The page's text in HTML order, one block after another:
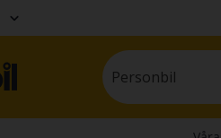
Personbil